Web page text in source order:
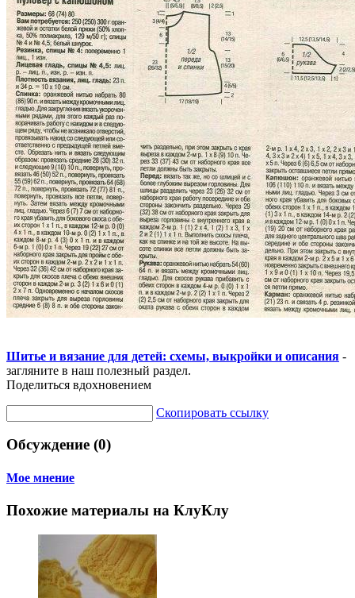
Шитье и вязание для детей: схемы, выкройки и описания -
загляните в наш полезный раздел.
Поделиться вдохновением
Скопировать ссылку
Обсуждение (0)
Мое мнение
Похожие материалы на КлуКлу